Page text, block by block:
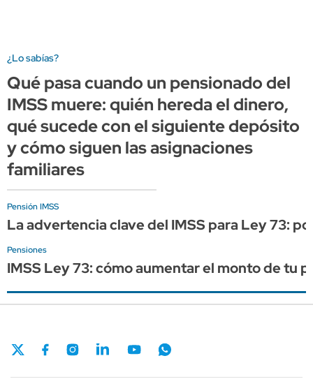
¿Lo sabías?
Qué pasa cuando un pensionado del
IMSS muere: quién hereda el dinero,
qué sucede con el siguiente depósito
y cómo siguen las asignaciones
familiares
Pensión IMSS
La advertencia clave del IMSS para Ley 73:
Pensiones
IMSS Ley 73: cómo aumentar el monto de tu